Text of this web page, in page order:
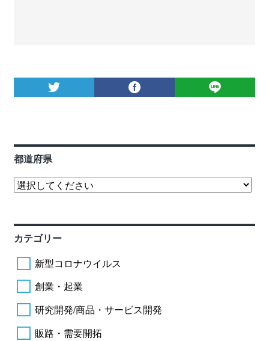
都道府県
カテゴリー
新型コロナウイルス
創業・起業
研究開発/商品・サービス開発
販路・需要開拓